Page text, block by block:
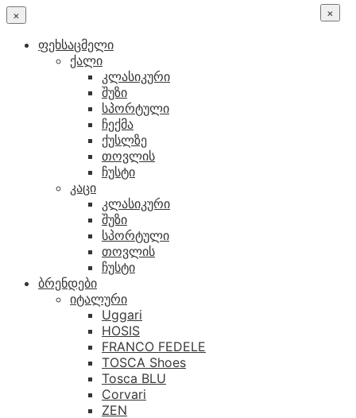
×
ფეხსაცმელი
ქალი
კლასიკური
შუზი
სპორტული
ჩექმა
ქუსლზე
თოვლის
ჩუსტი
კაცი
კლასიკური
შუზი
სპორტული
თოვლის
ჩუსტი
ბრენდები
იტალური
Uggari
HOSIS
FRANCO FEDELE
TOSCA Shoes
Tosca BLU
Corvari
ZEN
×